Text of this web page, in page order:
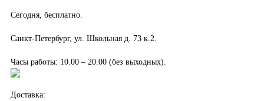
Сегодня, бесплатно.
Санкт-Петербург, ул. Школьная д. 73 к.2.
Часы работы: 10.00 – 20.00 (без выходных).
Доставка: